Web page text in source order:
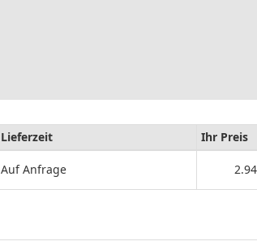
Lieferzeit Ihr Preis
Auf Anfrage